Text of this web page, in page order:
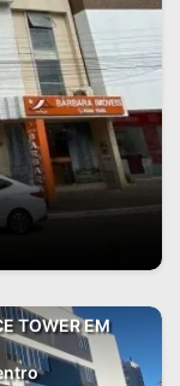
TOWER EM